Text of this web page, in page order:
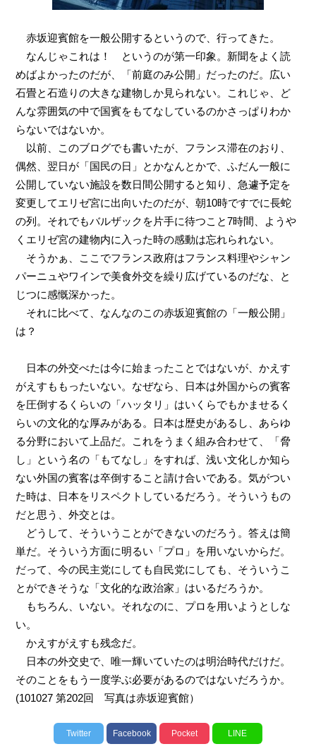
赤坂迎賓館を一般公開するというので、行ってきた。
なんじゃこれは！ というのが第一印象。新聞をよく読
めばよかったのだが、「前庭のみ公開」だったのだ。広い
石畳と石造りの大きな建物しか見られない。これじゃ、ど
んな雰囲気の中で国賓をもてなしているのかさっぱりわか
らないではないか。
以前、このブログでも書いたが、フランス滞在のおり、
偶然、翌日が「国民の日」とかなんとかで、ふだん一般に
公開していない施設を数日間公開すると知り、急遽予定を
変更してエリゼ宮に出向いたのだが、朝10時ですでに長蛇
の列。それでもバルザックを片手に待つこと7時間、ようや
くエリゼ宮の建物内に入った時の感動は忘れられない。
そうかぁ、ここでフランス政府はフランス料理やシャン
パーニュやワインで美食外交を繰り広げているのだな、と
じつに感慨深かった。
それに比べて、なんなのこの赤坂迎賓館の「一般公開」
は？
日本の外交べたは今に始まったことではないが、かえす
がえすももったいない。なぜなら、日本は外国からの賓客
を圧倒するくらいの「ハッタリ」はいくらでもかませるく
らいの文化的な厚みがある。日本は歴史があるし、あらゆ
る分野において上品だ。これをうまく組み合わせて、「脅
し」という名の「もてなし」をすれば、浅い文化しか知ら
ない外国の賓客は卒倒すること請け合いである。気がつい
た時は、日本をリスペクトしているだろう。そういうもの
だと思う、外交とは。
どうして、そういうことができないのだろう。答えは簡
単だ。そういう方面に明るい「プロ」を用いないからだ。
だって、今の民主党にしても自民党にしても、そういうこ
とができそうな「文化的な政治家」はいるだろうか。
もちろん、いない。それなのに、プロを用いようとしな
い。
かえすがえすも残念だ。
日本の外交史で、唯一輝いていたのは明治時代だけだ。
そのことをもう一度学ぶ必要があるのではないだろうか。
(101027 第202回 写真は赤坂迎賓館）
Twitter Facebook Pocket LINE